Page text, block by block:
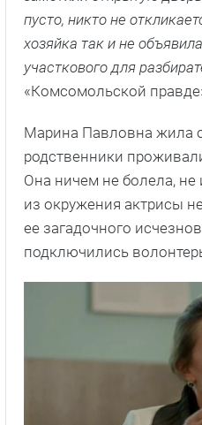
пусто, никто не
хозяйка так и не
участкового для
«Комсомольской
Марина Павловна жила
родственники
Она ничем не болела, не
из окружения актрисы
ее загадочного
подключились